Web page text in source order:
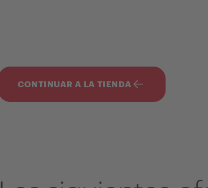
CONTINUAR A LA TIENDA